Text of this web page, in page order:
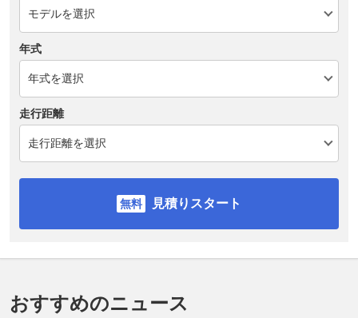
年式
走行距離
見積りスタート
おすすめのニュース